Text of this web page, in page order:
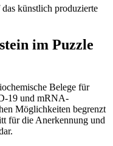
künstlich produzierte
im Puzzle
Belege für
19 und mRNA-
Möglichkeiten begrenzt
für die Anerkennung und